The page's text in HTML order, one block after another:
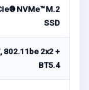
NVMe™ M.2
SSD
802.11be 2x2 +
BT5.4